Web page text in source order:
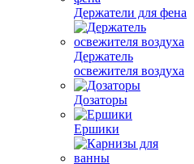
Держатели для фена
Держатель
освежителя воздуха
Дозаторы
Ершики